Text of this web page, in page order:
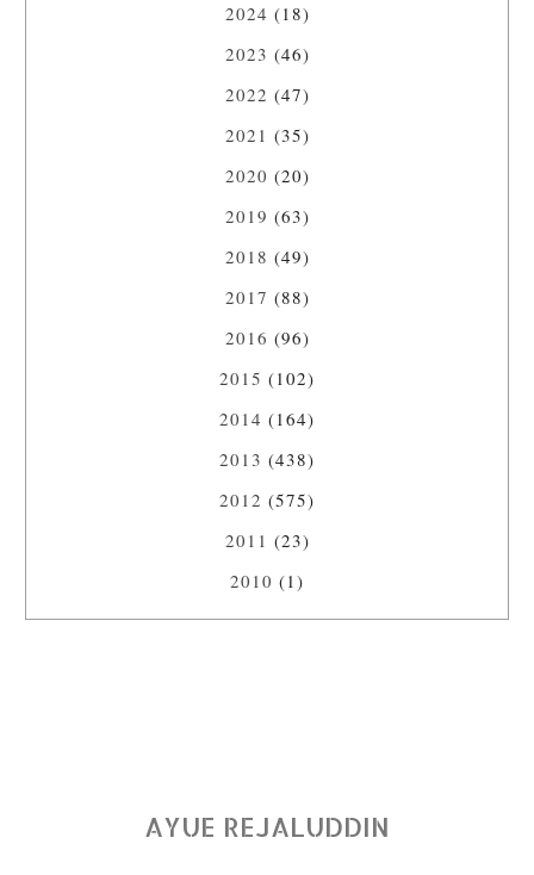
2024 (18)
2023 (46)
2022 (47)
2021 (35)
2020 (20)
2019 (63)
2018 (49)
2017 (88)
2016 (96)
2015 (102)
2014 (164)
2013 (438)
2012 (575)
2011 (23)
2010 (1)
AYUE REJALUDDIN